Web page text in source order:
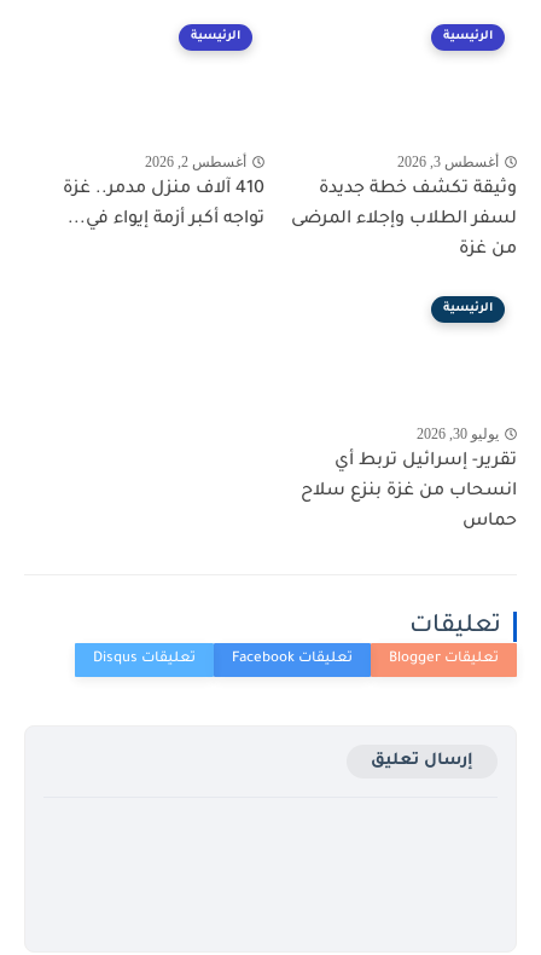
الرئيسية
أغسطس 3, 2026
وثيقة تكشف خطة جديدة
لسفر الطلاب وإجلاء المرضى
من غزة
الرئيسية
أغسطس 2, 2026
410 آلاف منزل مدمر.. غزة
تواجه أكبر أزمة إيواء في...
الرئيسية
يوليو 30, 2026
تقرير- إسرائيل تربط أي
انسحاب من غزة بنزع سلاح
حماس
تعليقات
إرسال تعليق